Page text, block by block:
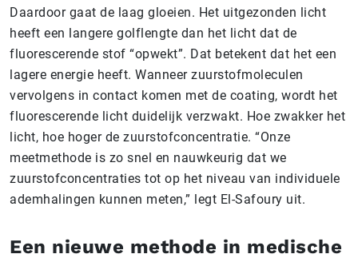
Daardoor gaat de laag gloeien. Het uitgezonden licht
heeft een langere golflengte dan het licht dat de
fluorescerende stof “opwekt”. Dat betekent dat het een
lagere energie heeft. Wanneer zuurstofmoleculen
vervolgens in contact komen met de coating, wordt het
fluorescerende licht duidelijk verzwakt. Hoe zwakker het
licht, hoe hoger de zuurstofconcentratie. “Onze
meetmethode is zo snel en nauwkeurig dat we
zuurstofconcentraties tot op het niveau van individuele
ademhalingen kunnen meten,” legt El-Safoury uit.
Een nieuwe methode in medische